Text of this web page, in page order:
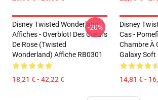
Disney Twisted Wonderland
Affiches - Overblot! Des Cœurs
De Rose (Twisted
Wonderland) Affiche RB0301
18,21 € - 42,22 €
-20%
Disney
Cas -
Chambre À
Galaxy Soft
14,81 € -